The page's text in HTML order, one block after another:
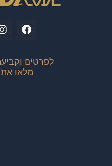
F
a
b
o
I
לפרטים
מלאו